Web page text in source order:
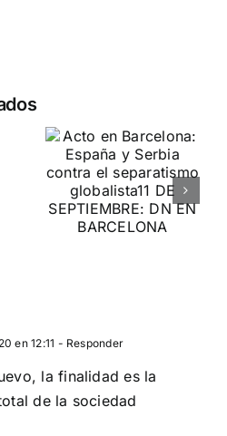
acto DN
contra la
invasión
migratoria
y el gran
en 12:11 - Responder
la finalidad es la
de la sociedad